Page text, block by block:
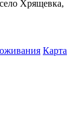
Хрящевка,
Карта